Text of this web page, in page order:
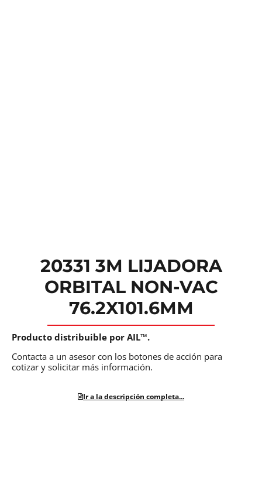
20331 3M LIJADORA
ORBITAL NON-VAC
76.2X101.6MM
Producto distribuible por AIL™.
Contacta a un asesor con los botones de acción para
cotizar y solicitar más información.
Ir a la descripción completa...